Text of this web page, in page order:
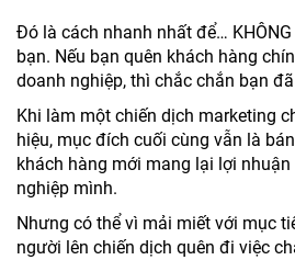
Đó là cách nhanh nhất để…
bạn. Nếu bạn quên khách hàng
doanh nghiệp, thì chắc chắn bạn
Khi làm một chiến dịch marketing
hiệu, mục đích cuối cùng vẫn là
khách hàng mới mang lại lợi
nghiệp mình.
Nhưng có thể vì mải miết với mục
người lên chiến dịch quên đi việc